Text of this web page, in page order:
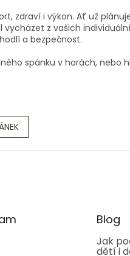
zdraví i výkon. Ať už
z vašich
a bezpečnost.
spánku v horách, nebo
Blog
Jak
dětí i